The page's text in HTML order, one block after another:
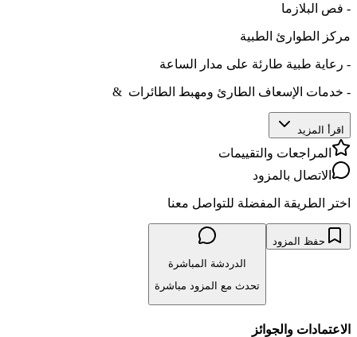
- فص البلازما
مركز الطوارئ الطبية
- رعاية طبية طارئة على مدار الساعة
- خدمات الإسعاف الطارئ ومهبط الطائرات &
اقرأ المزيد
المراجعات والتقييمات
الاتصال بالمزود
اختر الطريقة المفضلة للتواصل معنا
حفظ المزود
الدردشة المباشرة
تحدث مع المزود مباشرة
الاعتمادات والجوائز